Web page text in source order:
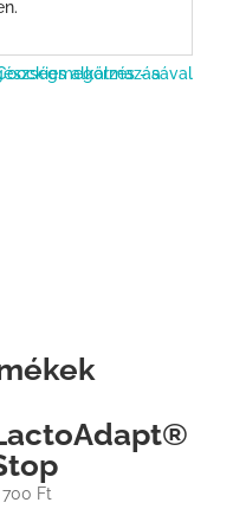
700 Ft